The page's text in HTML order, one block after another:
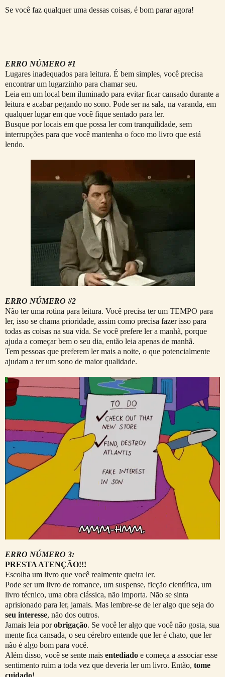
Se você faz qualquer uma dessas coisas, é bom parar agora!
ERRO NÚMERO #1
Lugares inadequados para leitura. É bem simples, você precisa
encontrar um lugarzinho para chamar seu.
Leia em um local bem iluminado para evitar ficar cansado durante a
leitura e acabar pegando no sono. Pode ser na sala, na varanda, em
qualquer lugar em que você fique sentado para ler.
Busque por locais em que possa ler com tranquilidade, sem
interrupções para que você mantenha o foco mo livro que está
lendo.
ERRO NÚMERO #2
Não ter uma rotina para leitura. Você precisa ter um TEMPO para
ler, isso se chama prioridade, assim como precisa fazer isso para
todas as coisas na sua vida. Se você prefere ler a manhã, porque
ajuda a começar bem o seu dia, então leia apenas de manhã.
Tem pessoas que preferem ler mais a noite, o que potencialmente
ajudam a ter um sono de maior qualidade.
ERRO NÚMERO 3:
PRESTA ATENÇÃO!!!
Escolha um livro que você realmente queira ler.
Pode ser um livro de romance, um suspense, ficção científica, um
livro técnico, uma obra clássica, não importa. Não se sinta
aprisionado para ler, jamais. Mas lembre-se de ler algo que seja do
seu interesse, não dos outros.
Jamais leia porobrigação. Se você ler algo que você não gosta, sua
mente fica cansada, o seu cérebro entende que ler é chato, que ler
não é algo bom para você.
Além disso, você se sente mais entediado e começa a associar esse
sentimento ruim a toda vez que deveria ler um livro. Então, tome
cuidado!